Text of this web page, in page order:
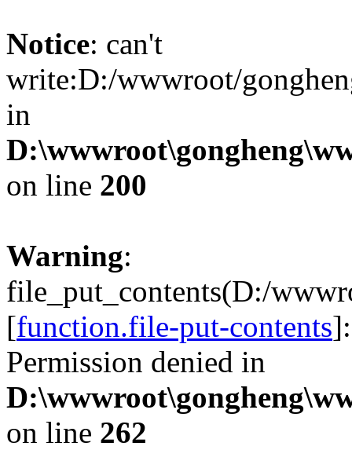
Notice: can't
write:D:/wwwroot/
in
on line 200
Warning:
file_put_contents(D:/
[function.file-put-contents
Permission denied in
on line 262